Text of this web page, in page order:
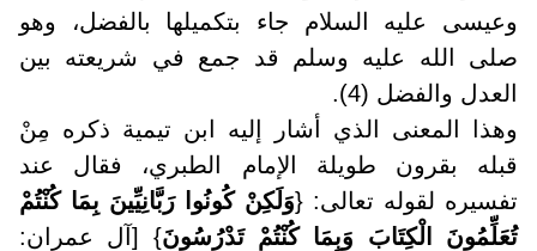
وعيسى عليه السلام جاء بتكميلها بالفضل، وهو
صلى الله عليه وسلم قد جمع في شريعته بين
العدل والفضل (4)
.
وهذا المعنى الذي أشار إليه ابن تيمية ذكره مِنْ
قبله بقرون طويلة الإمام الطبري، فقال عند
تفسيره لقوله تعالى: {وَلَكِنْ كُونُوا رَبَّانِيِّينَ بِمَا كُنْتُمْ
تُعَلِّمُونَ الْكِتَابَ وَبِمَا كُنْتُمْ تَدْرُسُونَ} [آل عمران: